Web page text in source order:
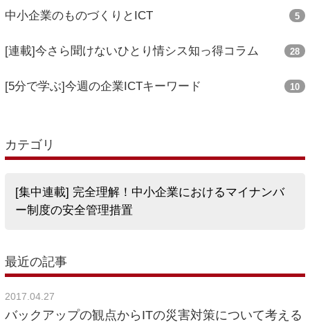
中小企業のものづくりとICT 5
[連載]今さら聞けないひとり情シス知っ得コラム 28
[5分で学ぶ]今週の企業ICTキーワード 10
カテゴリ
[集中連載] 完全理解！中小企業におけるマイナンバ
ー制度の安全管理措置
最近の記事
2017.04.27
バックアップの観点からITの災害対策について考える